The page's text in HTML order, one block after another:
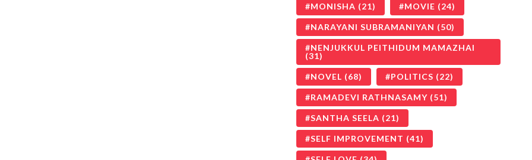
MONISHA (21) MOVIE (24)
NARAYANI SUBRAMANIYAN (50)
NENJUKKUL PEITHIDUM MAMAZHAI
(31)
NOVEL (68) POLITICS (22)
RAMADEVI RATHNASAMY (51)
SANTHA SEELA (21)
SELF IMPROVEMENT (41)